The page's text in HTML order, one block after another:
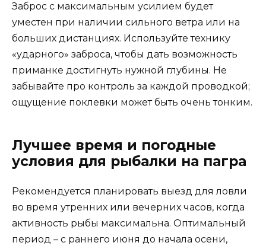
Заброс с максимальным усилием будет
уместен при наличии сильного ветра или на
больших дистанциях. Используйте технику
«ударного» заброса, чтобы дать возможность
приманке достигнуть нужной глубины. Не
забывайте про контроль за каждой проводкой;
ощущение поклевки может быть очень тонким.
Лучшее время и погодные
условия для рыбалки на пагра
Рекомендуется планировать выезд для ловли
во время утренних или вечерних часов, когда
активность рыбы максимальна. Оптимальный
период – с раннего июня до начала осени,